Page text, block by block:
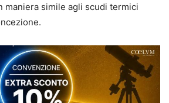
maniera simile agli scudi termici